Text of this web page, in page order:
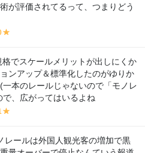
が評価されてるって、つまりどう
lo
w
格でスケールメリットが出しにくか
ンアップ＆標準化したのがゆりか
本のレールじゃないので「モノレ
、広がってはいるよね
lo
w
レールは外国人観光客の増加で黒